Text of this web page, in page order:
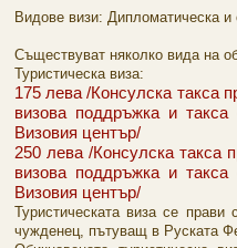
Видове визи: Дипломатическа и
Съществуват няколко вида на
Туристическа виза:
175 лева /Консулска такса
визова поддръжка и такса
Визовия център/
250 лева /Консулска такса
визова поддръжка и такса
Визовия център/
Туристическата виза се
чужденец, пътуващ в Руската